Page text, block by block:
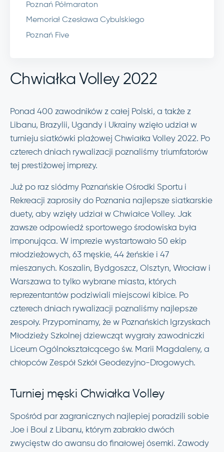
Poznań Półmaraton
Memoriał Czesława Cybulskiego
Poznań Five
Chwiałka Volley 2022
Ponad 400 zawodników z całej Polski, a także z
Libanu, Brazylii, Ugandy i Ukrainy wzięło udział w
turnieju siatkówki plażowej Chwiałka Volley 2022. Po
czterech dniach rywalizacji poznaliśmy triumfatorów
tej prestiżowej imprezy.
Już po raz siódmy Poznańskie Ośrodki Sportu i
Rekreacji zaprosiły do Poznania najlepsze siatkarskie
duety, aby wzięły udział w Chwiałce Volley. Jak
zawsze odpowiedź sportowego środowiska była
imponująca. W imprezie wystartowało 50 ekip
młodzieżowych, 63 męskie, 44 żeńskie i 47
mieszanych. Koszalin, Bydgoszcz, Olsztyn, Wrocław i
Warszawa to tylko wybrane miasta, których
reprezentantów podziwiali miejscowi kibice. Po
czterech dniach rywalizacji poznaliśmy najlepsze
zespoły. Przypominamy, że w Poznańskich Igrzyskach
Młodzieży Szkolnej dziewcząt wygrały zawodniczki
Liceum Ogólnokształcącego św. Marii Magdaleny, a
chłopców Zespół Szkół Geodezyjno-Drogowych.
Turniej męski Chwiałka Volley
Spośród par zagranicznych najlepiej poradzili sobie
Joe i Boul z Libanu, którym zabrakło dwóch
zwycięstw do awansu do finałowej ósemki. Zawody